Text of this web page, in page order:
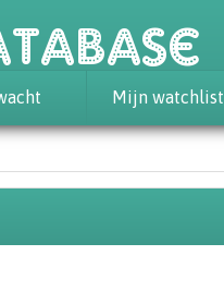
Mijn watchlist